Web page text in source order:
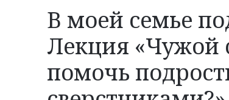
В моей семье
Лекция «Чужой
помочь